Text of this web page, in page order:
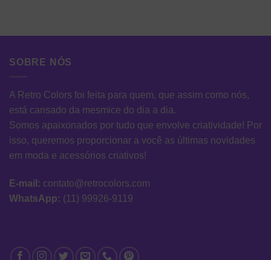
SOBRE NÓS
A Retro Colors foi feita para quem, que assim como nós,
está cansado da mesmice do dia a dia.
Somos apaixonados por tudo que envolve criatividade! Por
isso, queremos proporcionar a você as últimas novidades
em moda e acessórios criativos!
E-mail: contato@retrocolors.com
WhatsApp: (11) 99926-9119